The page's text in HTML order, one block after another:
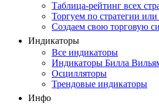
Таблица-рейтинг всех
Торгуем по стратегии
Создаем свою торговую
Индикаторы
Все индикаторы
Индикаторы Билла
Осцилляторы
Трендовые индикаторы
Инфо